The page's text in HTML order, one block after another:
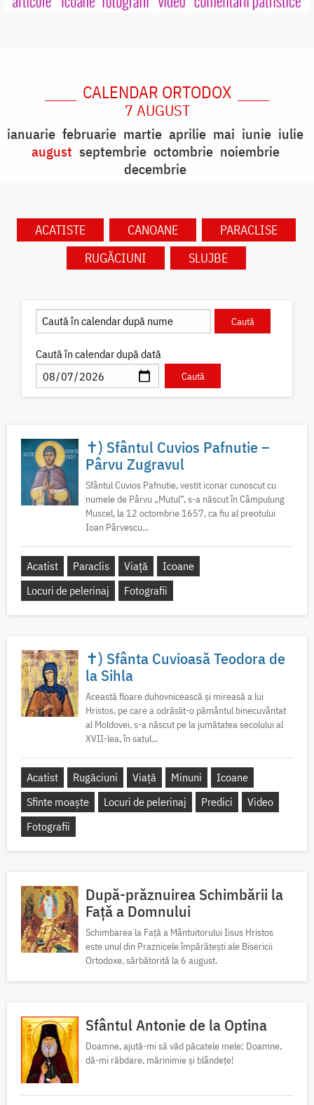
CALENDAR ORTODOX
7 AUGUST
ianuarie februarie martie aprilie mai iunie iulie
august septembrie octombrie noiembrie
decembrie
ACATISTE CANOANE
PARACLISE
RUGĂCIUNI
SLUJBE
Caută în calendar după dată
✝) Sfântul Cuvios Pafnutie –
Pârvu Zugravul
Sfântul Cuvios Pafnutie, vestit iconar cunoscut cu
numele de Pârvu „Mutul”, s-a născut în Câmpulung
Muscel, la 12 octombrie 1657, ca fiu al preotului
Ioan Pârvescu...
Acatist Paraclis Viață
Icoane
Locuri de pelerinaj
Fotografii
✝) Sfânta Cuvioasă Teodora de
la Sihla
Această floare duhovnicească și mireasă a lui
Hristos, pe care a odrăslit-o pământul binecuvântat
al Moldovei, s-a născut pe la jumătatea secolului al
XVII-lea, în satul...
Acatist Rugăciuni Viață Minuni
Icoane
Sfinte moaște
Locuri de pelerinaj Predici
Video
Fotografii
După-prăznuirea Schimbării la
Față a Domnului
Schimbarea la Față a Mântuitorului Iisus Hristos
este unul din Praznicele împărătești ale Bisericii
Ortodoxe, sărbătorită la 6 august.
Sfântul Antonie de la Optina
Doamne, ajută-mi să văd păcatele mele; Doamne,
dă-mi răbdare, mărinimie şi blândeţe!